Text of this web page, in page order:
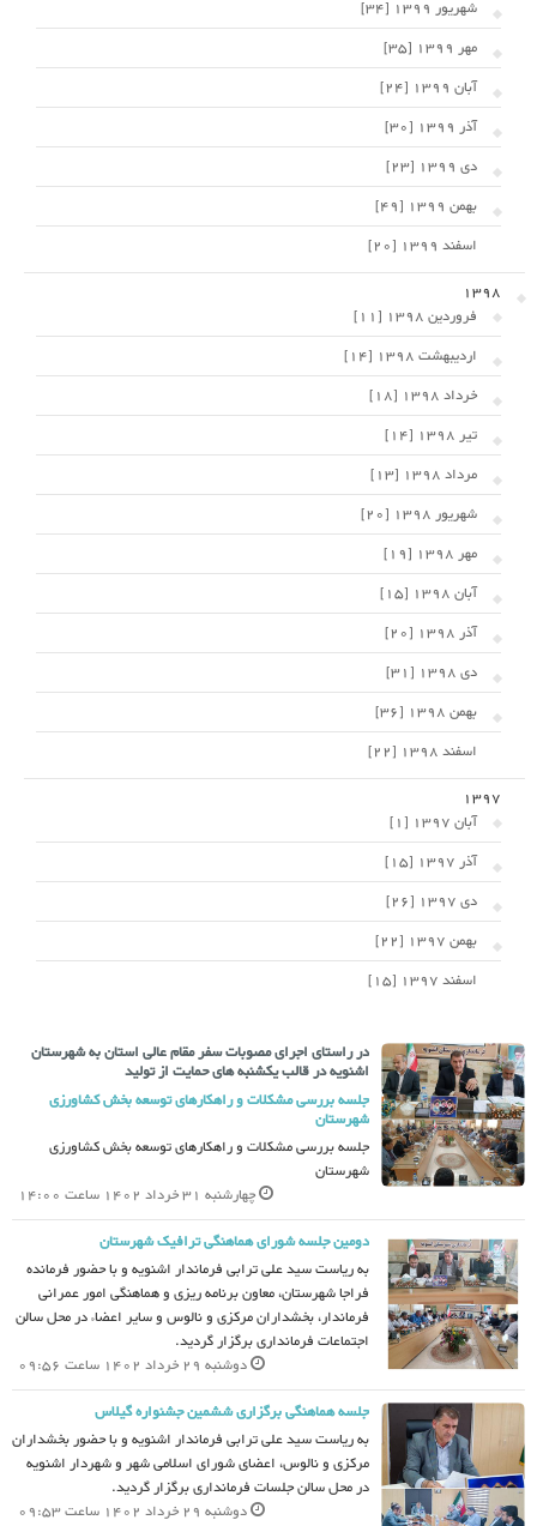
شهریور 1399 [34]
مهر 1399 [35]
آبان 1399 [24]
آذر 1399 [30]
دی 1399 [23]
بهمن 1399 [49]
اسفند 1399 [20]
1398
فروردین 1398 [11]
اردیبهشت 1398 [14]
خرداد 1398 [18]
تیر 1398 [14]
مرداد 1398 [13]
شهریور 1398 [20]
مهر 1398 [19]
آبان 1398 [15]
آذر 1398 [20]
دی 1398 [31]
بهمن 1398 [36]
اسفند 1398 [22]
1397
آبان 1397 [1]
آذر 1397 [15]
دی 1397 [26]
بهمن 1397 [22]
اسفند 1397 [15]
در راستای اجرای مصوبات سفر مقام عالی استان به شهرستان
اشنویه در قالب یکشنبه های حمایت از تولید
جلسه بررسی مشکلات و راهکارهای توسعه بخش کشاورزی
شهرستان
جلسه بررسی مشکلات و راهکارهای توسعه بخش کشاورزی
شهرستان
چهارشنبه 31 خرداد 1402 ساعت 14:00
دومین جلسه شورای هماهنگی ترافیک شهرستان
به ریاست سید علی ترابی فرماندار اشنویه و با حضور فرمانده
فراجا شهرستان، معاون برنامه ریزی و هماهنگی امور عمرانی
فرماندار، بخشداران مرکزی و نالوس و سایر اعضاء در محل سالن
اجتماعات فرمانداری برگزار گردید.
دوشنبه 29 خرداد 1402 ساعت 09:56
جلسه هماهنگی برگزاری ششمین جشنواره گیلاس
به ریاست سید علی ترابی فرماندار اشنویه و با حضور بخشداران
مرکزی و نالوس، اعضای شورای اسلامی شهر و شهردار اشنویه
در محل سالن جلسات فرمانداری برگزار گردید.
دوشنبه 29 خرداد 1402 ساعت 09:53